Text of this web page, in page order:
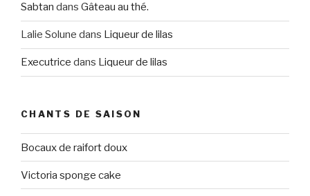
Sabtan dans Gâteau au thé.
Lalie Solune dans Liqueur de lilas
Executrice dans Liqueur de lilas
CHANTS DE SAISON
Bocaux de raifort doux
Victoria sponge cake